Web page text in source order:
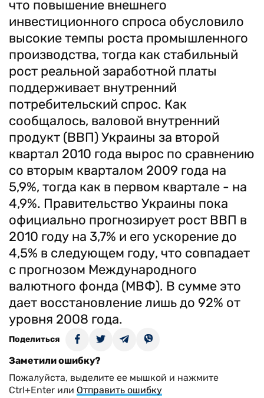
что повышение внешнего
инвестиционного спроса обусловило
высокие темпы роста промышленного
производства, тогда как стабильный
рост реальной заработной платы
поддерживает внутренний
потребительский спрос. Как
сообщалось, валовой внутренний
продукт (ВВП) Украины за второй
квартал 2010 года вырос по сравнению
со вторым кварталом 2009 года на
5,9%, тогда как в первом квартале - на
4,9%. Правительство Украины пока
официально прогнозирует рост ВВП в
2010 году на 3,7% и его ускорение до
4,5% в следующем году, что совпадает
с прогнозом Международного
валютного фонда (МВФ). В сумме это
дает восстановление лишь до 92% от
уровня 2008 года.
Поделиться
Заметили ошибку?
Пожалуйста, выделите ее мышкой и нажмите
Ctrl+Enter или Отправить ошибку